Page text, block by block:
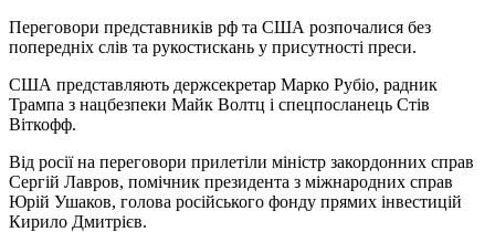
Переговори представників рф та США розпочалися без
попередніх слів та рукостискань у присутності преси.
США представляють держсекретар Марко Рубіо, радник
Трампа з нацбезпеки Майк Волтц і спецпосланець Стів
Віткофф.
Від росії на переговори прилетіли міністр закордонних справ
Сергій Лавров, помічник президента з міжнародних справ
Юрій Ушаков, голова російського фонду прямих інвестицій
Кирило Дмитрієв.